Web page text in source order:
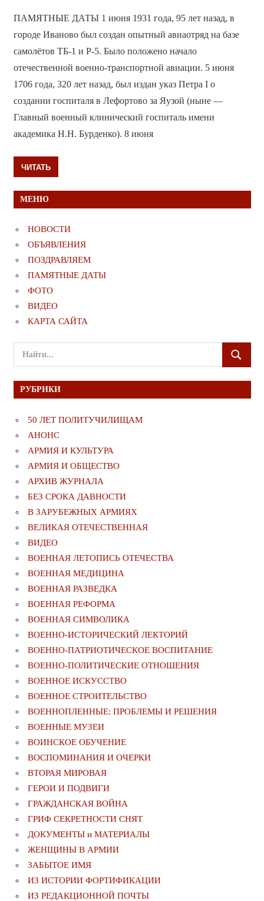
ПАМЯТНЫЕ ДАТЫ 1 июня 1931 года, 95 лет назад, в
городе Иваново был создан опытный авиаотряд на базе
самолётов ТБ-1 и Р-5. Было положено начало
отечественной военно-транспортной авиации. 5 июня
1706 года, 320 лет назад, был издан указ Петра I о
создании госпиталя в Лефортово за Яузой (ныне —
Главный военный клинический госпиталь имени
академика Н.Н. Бурденко). 8 июня
ЧИТАТЬ
МЕНЮ
НОВОСТИ
ОБЪЯВЛЕНИЯ
ПОЗДРАВЛЯЕМ
ПАМЯТНЫЕ ДАТЫ
ФОТО
ВИДЕО
КАРТА САЙТА
Поиск
для:
ПОИСК
РУБРИКИ
50 ЛЕТ ПОЛИТУЧИЛИЩАМ
АНОНС
АРМИЯ И КУЛЬТУРА
АРМИЯ И ОБЩЕСТВО
АРХИВ ЖУРНАЛА
БЕЗ СРОКА ДАВНОСТИ
В ЗАРУБЕЖНЫХ АРМИЯХ
ВЕЛИКАЯ ОТЕЧЕСТВЕННАЯ
ВИДЕО
ВОЕННАЯ ЛЕТОПИСЬ ОТЕЧЕСТВА
ВОЕННАЯ МЕДИЦИНА
ВОЕННАЯ РАЗВЕДКА
ВОЕННАЯ РЕФОРМА
ВОЕННАЯ СИМВОЛИКА
ВОЕННО-ИСТОРИЧЕСКИЙ ЛЕКТОРИЙ
ВОЕННО-ПАТРИОТИЧЕСКОЕ ВОСПИТАНИЕ
ВОЕННО-ПОЛИТИЧЕСКИE ОТНОШЕНИЯ
ВОЕННОЕ ИСКУССТВО
ВОЕННОЕ СТРОИТЕЛЬСТВО
ВОЕННОПЛЕННЫЕ: ПРОБЛЕМЫ И РЕШЕНИЯ
ВОЕННЫЕ МУЗЕИ
ВОИНСКОЕ ОБУЧЕНИЕ
ВОСПОМИНАНИЯ И ОЧЕРКИ
ВТОРАЯ МИРОВАЯ
ГЕРОИ И ПОДВИГИ
ГРАЖДАНСКАЯ ВОЙНА
ГРИФ СЕКРЕТНОСТИ СНЯТ
ДОКУМЕНТЫ и МАТЕРИАЛЫ
ЖЕНЩИНЫ В АРМИИ
ЗАБЫТОЕ ИМЯ
ИЗ ИСТОРИИ ФОРТИФИКАЦИИ
ИЗ РЕДАКЦИОННОЙ ПОЧТЫ